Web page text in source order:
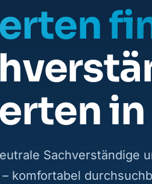
Sachverständige
komfortabel